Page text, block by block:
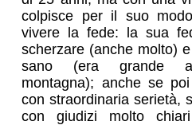
colpisce per il suo
vivere la fede: la sua
scherzare (anche molto)
sano (era grande
montagna); anche se
con straordinaria serietà,
con giudizi molto